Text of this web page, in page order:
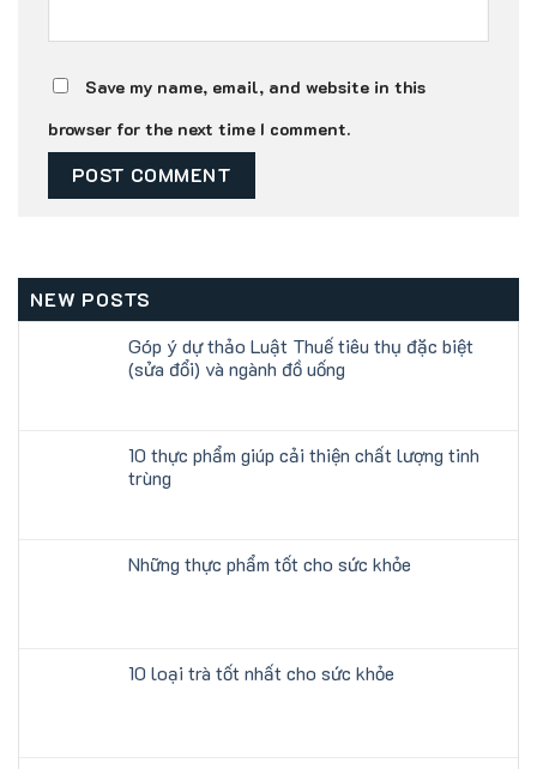
Save my name, email, and website in this
browser for the next time I comment.
NEW POSTS
Góp ý dự thảo Luật Thuế tiêu thụ đặc biệt
(sửa đổi) và ngành đồ uống
10 thực phẩm giúp cải thiện chất lượng tinh
trùng
Những thực phẩm tốt cho sức khỏe
10 loại trà tốt nhất cho sức khỏe